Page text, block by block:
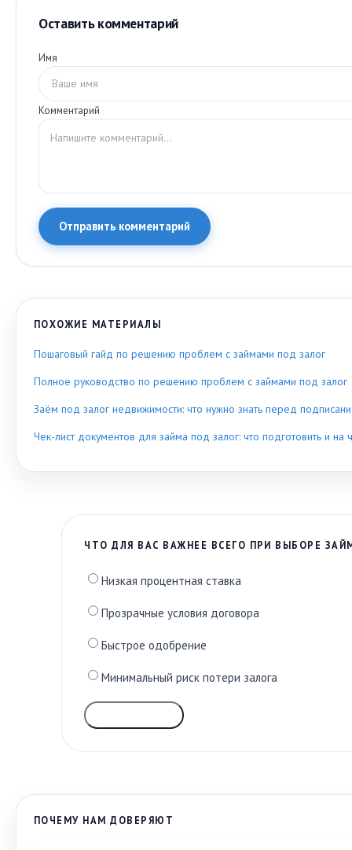
Оставить комментарий
Имя
Комментарий
Отправить комментарий
ПОХОЖИЕ МАТЕРИАЛЫ
Пошаговый гайд по решению проблем с займами под залог
Полное руководство по решению проблем с займами под залог
Заём под залог недвижимости: что нужно знать перед
Чек-лист документов для займа под залог: что подготовить и на
ЧТО ДЛЯ ВАС ВАЖНЕЕ ВСЕГО ПРИ ВЫБОРЕ
Низкая процентная ставка
Прозрачные условия договора
Быстрое одобрение
Минимальный риск потери залога
ПОЧЕМУ НАМ ДОВЕРЯЮТ